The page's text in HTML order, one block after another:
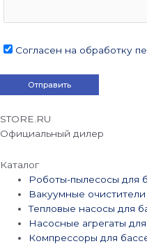
Согласен на обработку
STORE.RU
Официальный дилер
Каталог
Роботы-пылесосы для
Вакуумные
Тепловые насосы для
Насосные агрегаты
Компрессоры для